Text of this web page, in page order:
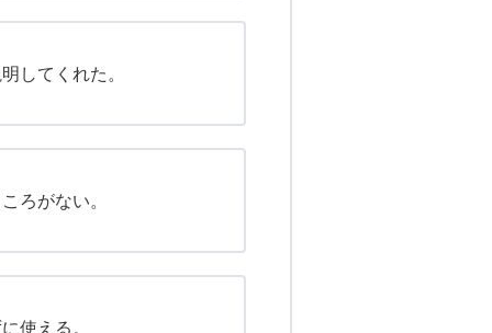
してくれた。
ろがない。
使える。